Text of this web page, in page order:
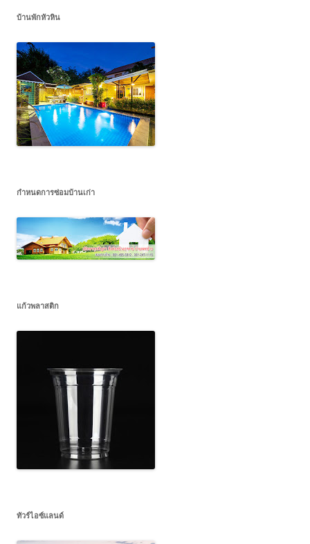
บ้านพักหัวหิน
กำหนดการซ่อมบ้านเก่า
แก้วพลาสติก
ทัวร์ไอซ์แลนด์